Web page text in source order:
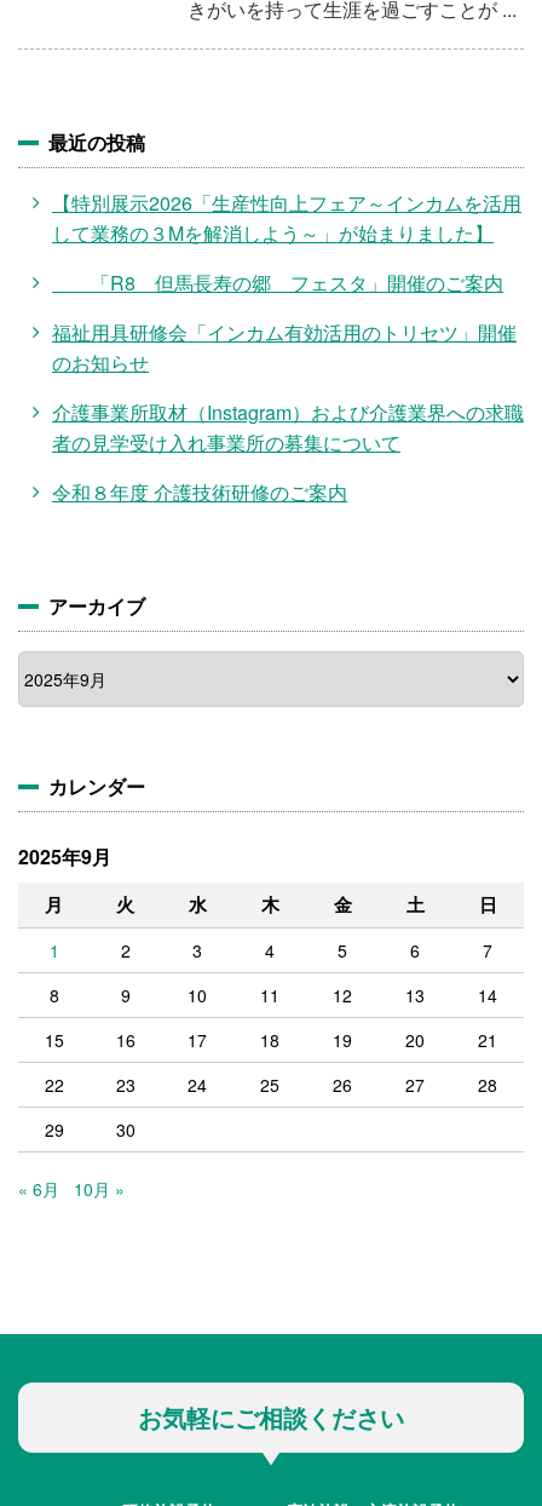
きがいを持って生涯を過ごすことが ...
最近の投稿
【特別展示2026「生産性向上フェア～インカムを活用
して業務の３Mを解消しよう～」が始まりました】
「R8 但馬長寿の郷 フェスタ」開催のご案内
福祉用具研修会「インカム有効活用のトリセツ」開催
のお知らせ
介護事業所取材（Instagram）および介護業界への求職
者の見学受け入れ事業所の募集について
令和８年度 介護技術研修のご案内
アーカイブ
ア
ー
カ
カレンダー
2025年9月
月 火 水 木 金 土 日
1 2 3 4 5 6
7
8
9 10 11 12 13
14
15
16 17 18 19 20
21
22
23 24 25 26 27
28
29
30
« 6月 10月 »
お気軽にご相談ください